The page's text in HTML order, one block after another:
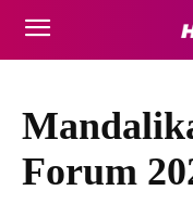
Forum